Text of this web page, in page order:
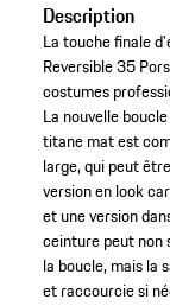
Description
La touche finale
Reversible 35
costumes
La nouvelle
titane mat est
large, qui peut
version en look
et une version
ceinture peut non
la boucle, mais la
et raccourcie si